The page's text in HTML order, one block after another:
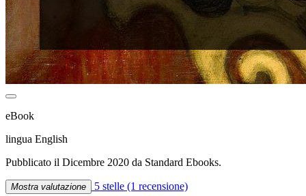
eBook
lingua English
Pubblicato il Dicembre 2020 da Standard Ebooks.
Mostra valutazione 5 stelle (1 recensione)